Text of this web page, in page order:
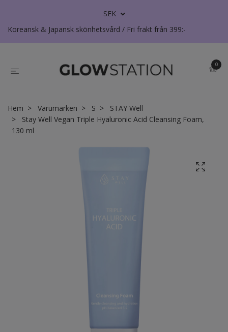
SEK
Koreansk & Japansk skönhetsvård / Fri frakt från 399:-
0
Hem Varumärken S
STAY Well
Stay Well Vegan Triple Hyaluronic Acid Cleansing Foam,
130 ml